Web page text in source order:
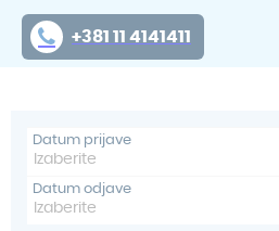
+381 11 4141411
Datum prijave
Datum odjave